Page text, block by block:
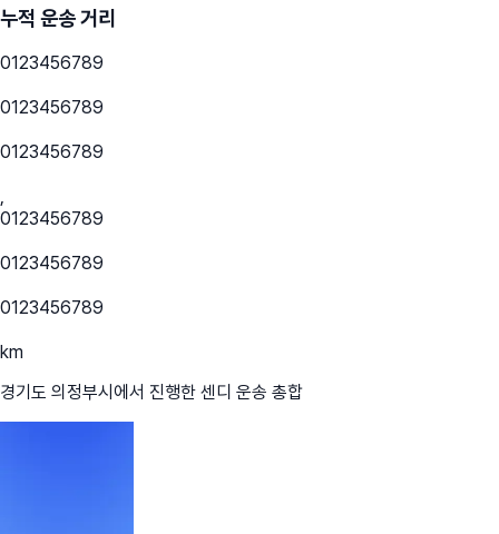
누적 운송 거리
0123456789
0123456789
0123456789
,
0123456789
0123456789
0123456789
km
경기도 의정부시 에서 진행한 센디 운송 총합